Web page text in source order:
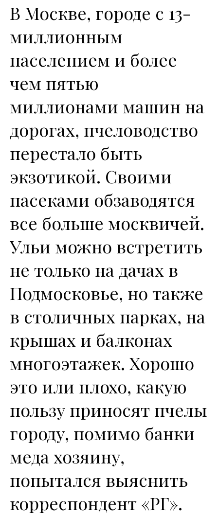
В Москве, городе с 13-
миллионным
населением и более
чем пятью
миллионами машин на
дорогах, пчеловодство
перестало быть
экзотикой. Своими
пасеками обзаводятся
все больше москвичей.
Ульи можно встретить
не только на дачах в
Подмосковье, но также
в столичных парках, на
крышах и балконах
многоэтажек. Хорошо
это или плохо, какую
пользу приносят пчелы
городу, помимо банки
меда хозяину,
попытался выяснить
корреспондент «РГ».